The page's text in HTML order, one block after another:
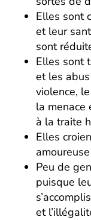
Elles sont
et leur
sont
Elles sont
et les
violence,
la menace
à la traite
Elles
Peu de
puisque
et